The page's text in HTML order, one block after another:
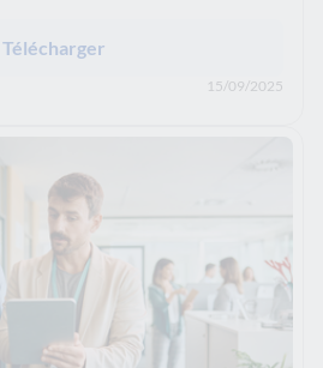
Télécharger
15/09/2025